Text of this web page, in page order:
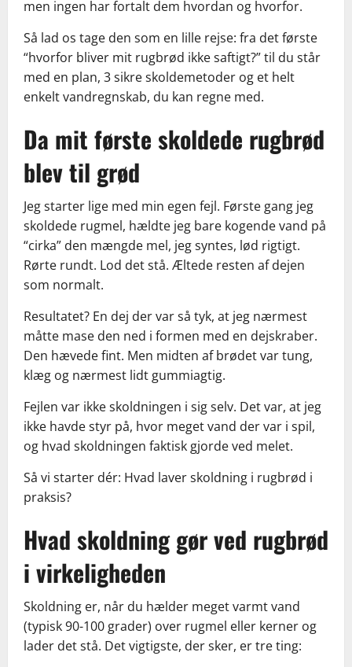
men ingen har fortalt dem hvordan og hvorfor.
Så lad os tage den som en lille rejse: fra det første
“hvorfor bliver mit rugbrød ikke saftigt?” til du står
med en plan, 3 sikre skoldemetoder og et helt
enkelt vandregnskab, du kan regne med.
Da mit første skoldede rugbrød
blev til grød
Jeg starter lige med min egen fejl. Første gang jeg
skoldede rugmel, hældte jeg bare kogende vand på
“cirka” den mængde mel, jeg syntes, lød rigtigt.
Rørte rundt. Lod det stå. Æltede resten af dejen
som normalt.
Resultatet? En dej der var så tyk, at jeg nærmest
måtte mase den ned i formen med en dejskraber.
Den hævede fint. Men midten af brødet var tung,
klæg og nærmest lidt gummiagtig.
Fejlen var ikke skoldningen i sig selv. Det var, at jeg
ikke havde styr på, hvor meget vand der var i spil,
og hvad skoldningen faktisk gjorde ved melet.
Så vi starter dér: Hvad laver skoldning i rugbrød i
praksis?
Hvad skoldning gør ved rugbrød
i virkeligheden
Skoldning er, når du hælder meget varmt vand
(typisk 90-100 grader) over rugmel eller kerner og
lader det stå. Det vigtigste, der sker, er tre ting: